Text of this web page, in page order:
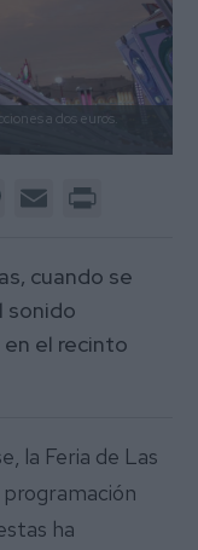
a dos euros.
Message
Email
cuando se
sonido
el recinto
la Feria de Las
programación
ha